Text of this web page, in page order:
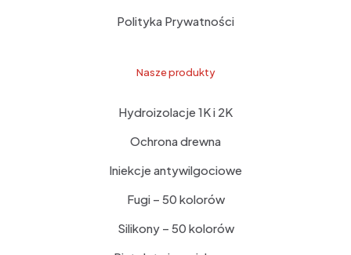
Polityka Prywatności
Nasze produkty
Hydroizolacje 1K i 2K
Ochrona drewna
Iniekcje antywilgociowe
Fugi – 50 kolorów
Silikony – 50 kolorów